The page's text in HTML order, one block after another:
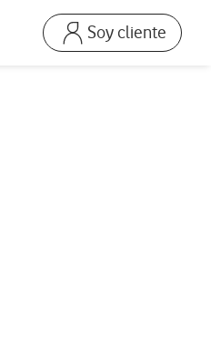
Soy cliente
Ir a la pagina